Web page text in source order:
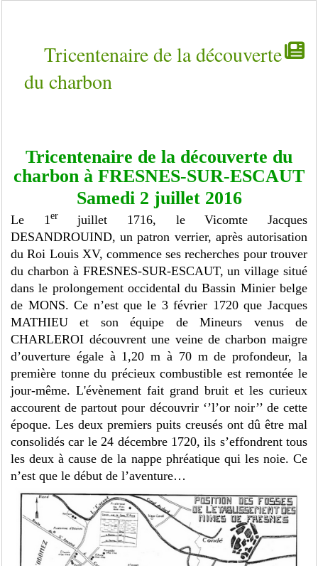
Tricentenaire de la découverte
du charbon
Tricentenaire de la découverte du
charbon à FRESNES-SUR-ESCAUT
Samedi 2 juillet 2016
Le 1erjuillet 1716, le Vicomte Jacques
DESANDROUIND, un patron verrier, après autorisation
du Roi Louis XV, commence ses recherches pour trouver
du charbon à FRESNES-SUR-ESCAUT, un village situé
dans le prolongement occidental du Bassin Minier belge
de MONS. Ce n’est que le 3 février 1720 que Jacques
MATHIEU et son équipe de Mineurs venus de
CHARLEROI découvrent une veine de charbon maigre
d’ouverture égale à 1,20 m à 70 m de profondeur, la
première tonne du précieux combustible est remontée le
jour-même. L'évènement fait grand bruit et les curieux
accourent de partout pour découvrir ‘’l’or noir’’ de cette
époque. Les deux premiers puits creusés ont dû être mal
consolidés car le 24 décembre 1720, ils s’effondrent tous
les deux à cause de la nappe phréatique qui les noie. Ce
n’est que le début de l’aventure…